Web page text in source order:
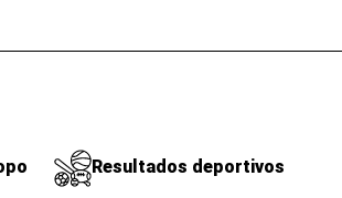
Resultados deportivos